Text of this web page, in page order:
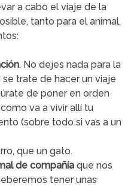
a cabo el viaje de la
tanto para el animal,
. No dejes nada para la
trate de hacer un viaje
de poner en orden
va a vivir allí tu
(sobre todo si vas a un
que un gato.
de compañíaque nos
tener unas